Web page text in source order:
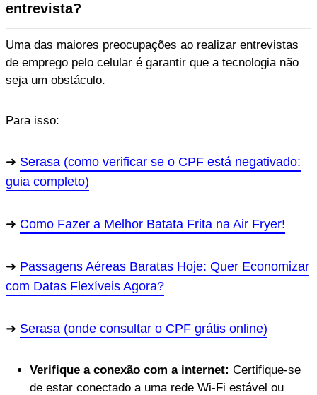
entrevista?
Uma das maiores preocupações ao realizar entrevistas
de emprego pelo celular é garantir que a tecnologia não
seja um obstáculo.
Para isso:
Serasa (como verificar se o CPF está negativado:
guia completo)
Como Fazer a Melhor Batata Frita na Air Fryer!
Passagens Aéreas Baratas Hoje: Quer Economizar
com Datas Flexíveis Agora?
Serasa (onde consultar o CPF grátis online)
Verifique a conexão com a internet: Certifique-se
de estar conectado a uma rede Wi-Fi estável ou